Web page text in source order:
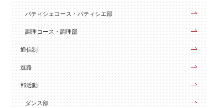
パティシェコース・パティシエ部
調理コース・調理部
通信制
進路
部活動
ダンス部